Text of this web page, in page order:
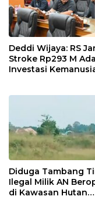
Deddi Wijaya: RS
Stroke Rp293 M
Investasi
Diduga Tambang
Ilegal Milik AN
di Kawasan Hutan